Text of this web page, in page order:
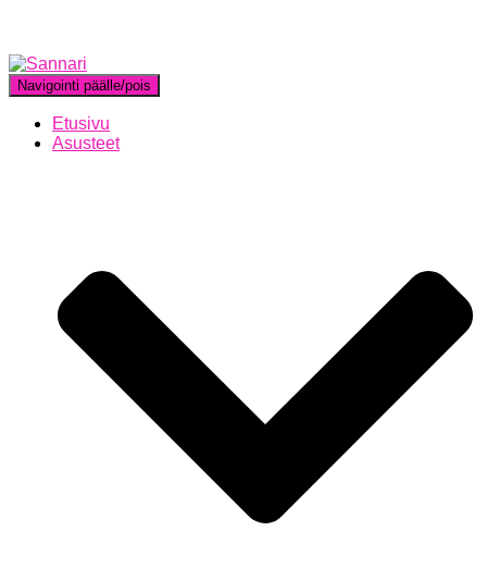
Navigointi päälle/pois
Etusivu
Asusteet